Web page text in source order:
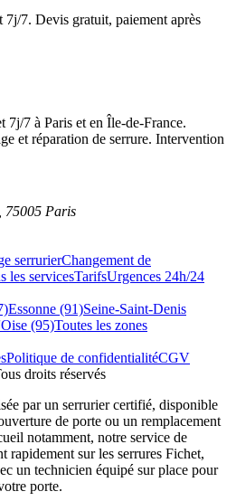
7. Devis gratuit, paiement après
7j/7 à Paris et en Île-de-France.
et réparation de serrure. Intervention
75005 Paris
serrurierChangement de
les servicesTarifsUrgences 24h/24
Essonne (91)Seine-Saint-Denis
(95)Toutes les zones
Politique de confidentialitéCGV
droits réservés
par un serrurier certifié, disponible
de porte ou un remplacement
notamment, notre service de
rapidement sur les serrures Fichet,
un technicien équipé sur place pour
porte.